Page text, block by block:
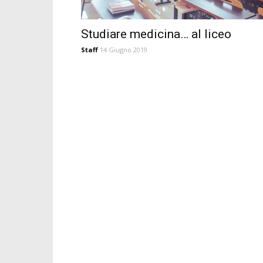
Studiare medicina… al liceo
Staff 14 Giugno 2019